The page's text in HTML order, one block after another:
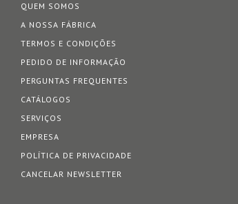
QUEM SOMOS
A NOSSA FÁBRICA
TERMOS E CONDIÇÕES
PEDIDO DE INFORMAÇÃO
PERGUNTAS FREQUENTES
CATÁLOGOS
SERVIÇOS
EMPRESA
POLÍTICA DE PRIVACIDADE
CANCELAR NEWSLETTER